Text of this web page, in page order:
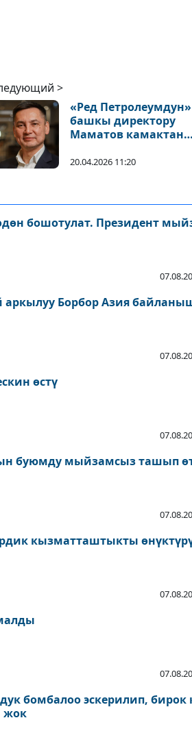
>
«Ред Петролеумдун»
башкы директору
Маматов камактан
20.04.2026 11:20
бошотулат. Президент
аркылуу Борбор Азия
өстү
буюмду мыйзамсыз ташып
кызматташтыкты
бомбалоо эскерилип, бирок
жок